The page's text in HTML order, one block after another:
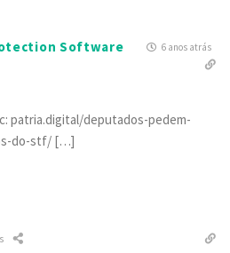
Software 6 anos atrás
patria.digital/deputados-pedem-
do-stf/ […]